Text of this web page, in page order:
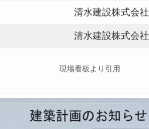
清水建設株式会社
清水建設株式会社
現場看板より引用